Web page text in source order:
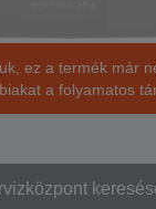
ez a termék már
a folyamatos